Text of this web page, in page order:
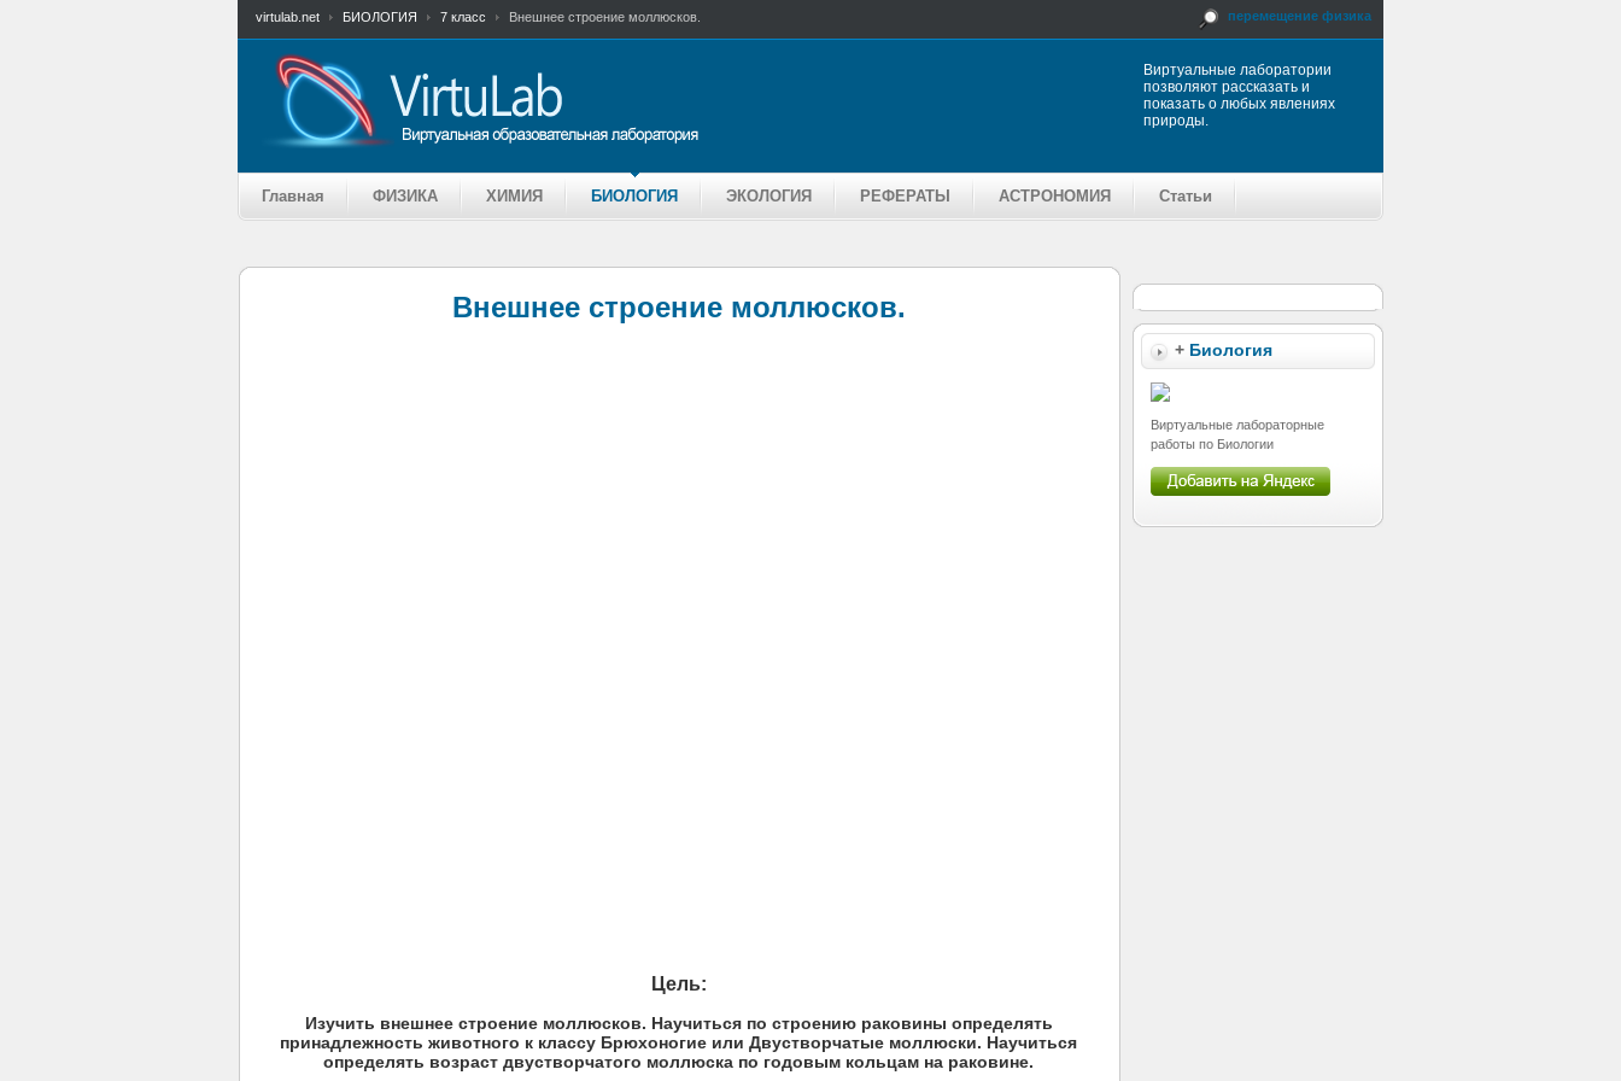
перемещение физика
virtulab.net БИОЛОГИЯ 7 класс Внешнее строение моллюсков.
Виртуальные лаборатории
позволяют рассказать и
показать о любых явлениях
природы.
Главная ФИЗИКА ХИМИЯ БИОЛОГИЯ ЭКОЛОГИЯ РЕФЕРАТЫ АСТРОНОМИЯ Статьи
Внешнее строение моллюсков.
Цель:
Изучить внешнее строение моллюсков. Научиться по строению раковины определять
принадлежность животного к классу Брюхоногие или Двустворчатые моллюски. Научиться
определять возраст двустворчатого моллюска по годовым кольцам на раковине.
+ Биология
Виртуальные лабораторные
работы по Биологии